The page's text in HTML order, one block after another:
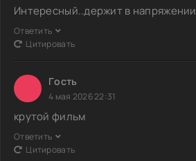
Интересный..держит в напряжении
Ответить
Цитировать
Гoсть
4 мая 2026 22:31
крутой фильм
Ответить
Цитировать